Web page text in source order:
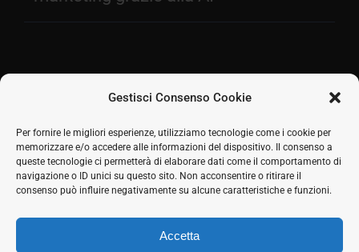
Gestisci Consenso Cookie
Per fornire le migliori esperienze, utilizziamo tecnologie come i cookie per
memorizzare e/o accedere alle informazioni del dispositivo. Il consenso a
queste tecnologie ci permetterà di elaborare dati come il comportamento di
navigazione o ID unici su questo sito. Non acconsentire o ritirare il
consenso può influire negativamente su alcune caratteristiche e funzioni.
Accetta
2026 © SH Web s.r.l. Via Tre Settembre, 11 47891
Dogana (RSM) | Tel:
0549 941579 339 125 8380
COE SM21512
Seguici sui social
Facebook
Twitter
LinkedIn
Skype